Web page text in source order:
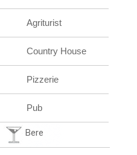
Agriturist
Country House
Pizzerie
Pub
Bere